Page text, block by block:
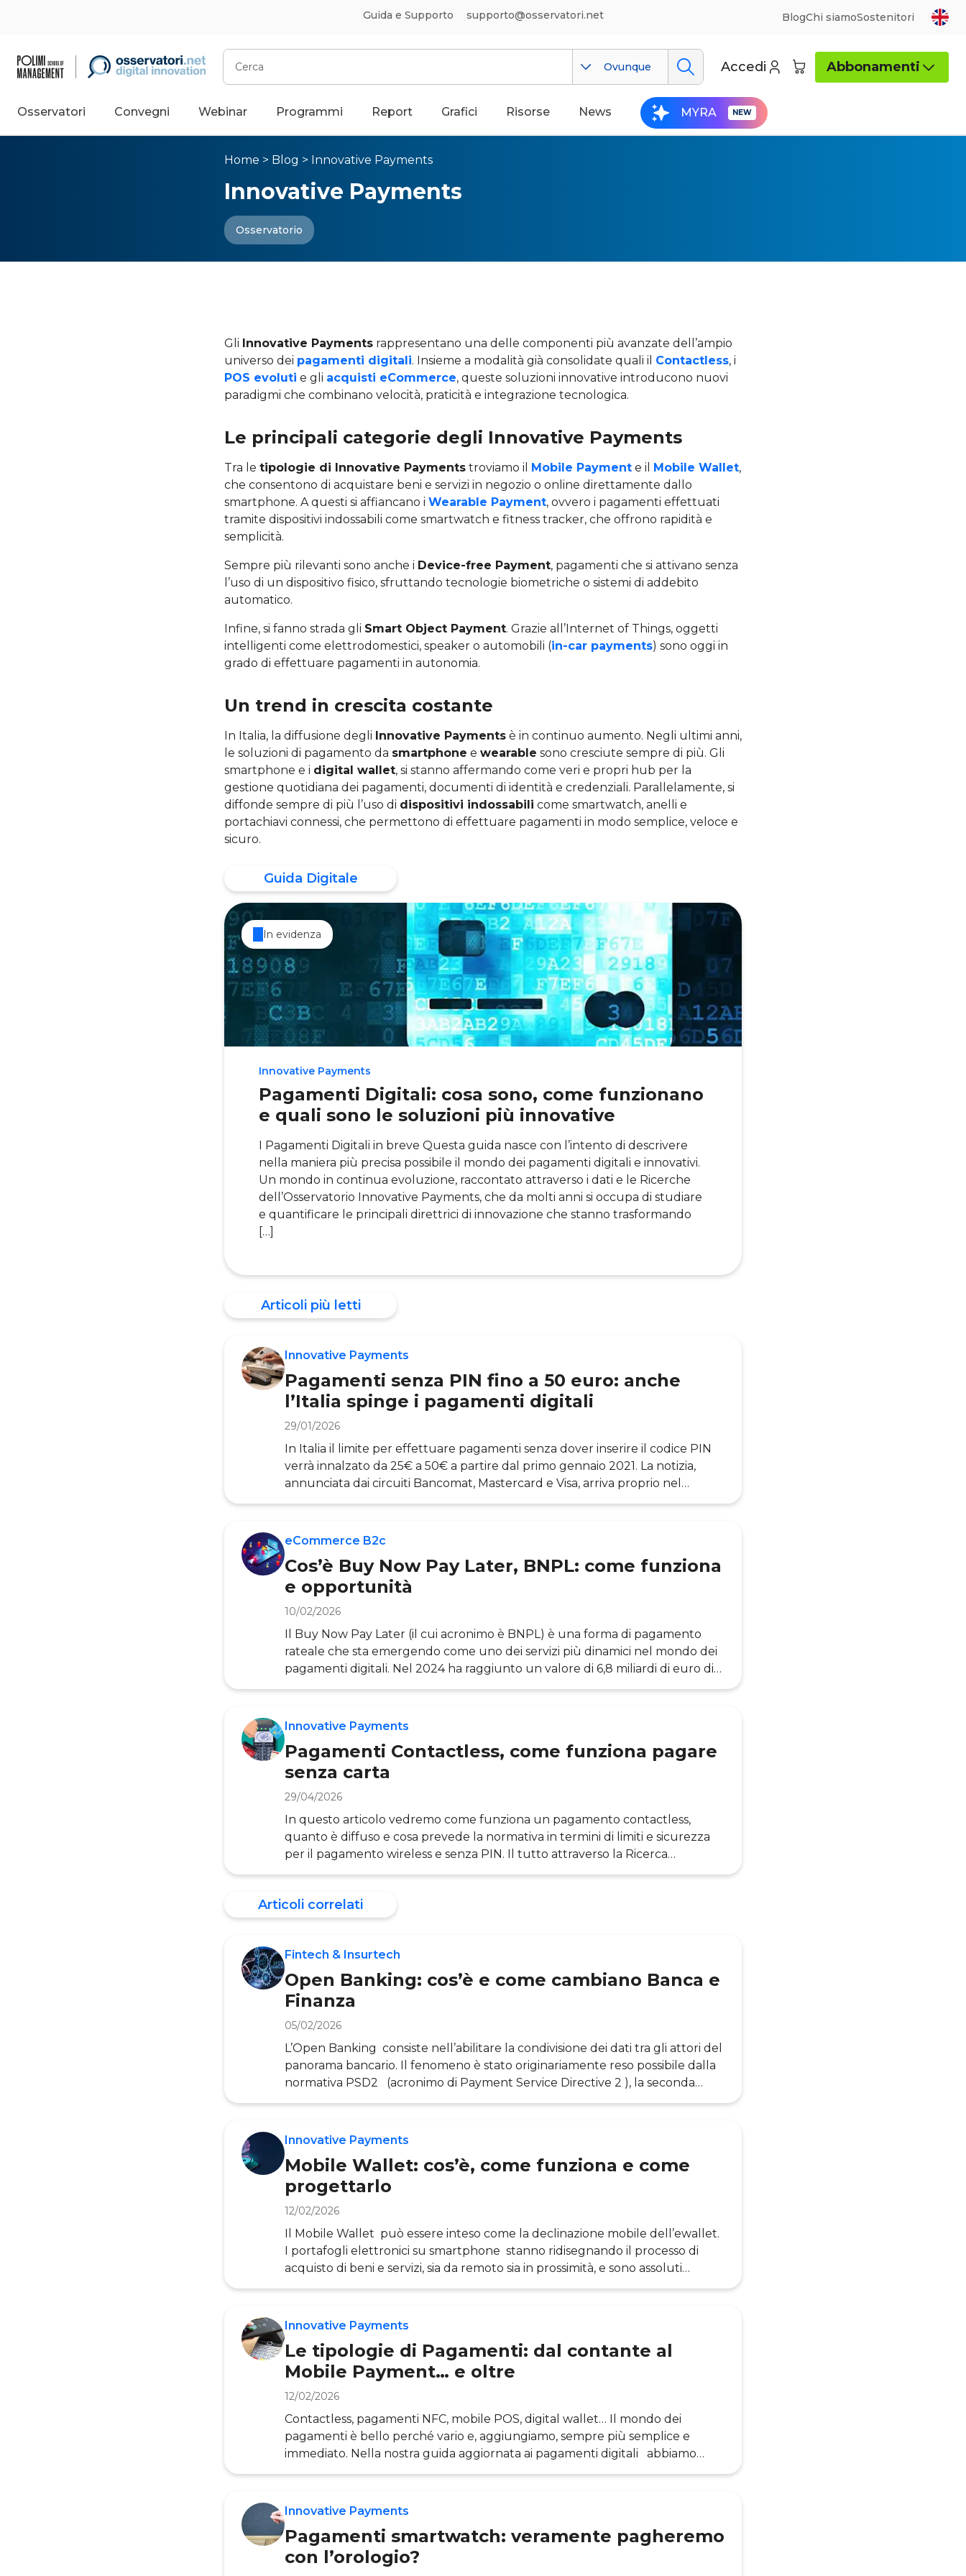
Guida e Supporto supporto@osservatori.net BlogChi siamoSostenitori
Cerca
Ovunque Accedi Abbonamenti
Osservatori Convegni Webinar Programmi Report Grafici Risorse News MYRA
Home > Blog > Innovative Payments
Innovative Payments
Osservatorio
Gli Innovative Payments rappresentano una delle componenti più avanzate dell’ampio
universo dei pagamenti digitali. Insieme a modalità già consolidate quali il Contactless, i
POS evoluti e gli acquisti eCommerce, queste soluzioni innovative introducono nuovi
paradigmi che combinano velocità, praticità e integrazione tecnologica.
Le principali categorie degli Innovative Payments
Tra le tipologie di Innovative Payments troviamo il Mobile Payment e il Mobile Wallet,
che consentono di acquistare beni e servizi in negozio o online direttamente dallo
smartphone. A questi si affiancano i Wearable Payment, ovvero i pagamenti effettuati
tramite dispositivi indossabili come smartwatch e fitness tracker, che offrono rapidità e
semplicità.
Sempre più rilevanti sono anche i Device-free Payment, pagamenti che si attivano senza
l’uso di un dispositivo fisico, sfruttando tecnologie biometriche o sistemi di addebito
automatico.
Infine, si fanno strada gli Smart Object Payment. Grazie all’Internet of Things, oggetti
intelligenti come elettrodomestici, speaker o automobili (in-car payments) sono oggi in
grado di effettuare pagamenti in autonomia.
Un trend in crescita costante
In Italia, la diffusione degli Innovative Payments è in continuo aumento. Negli ultimi anni,
le soluzioni di pagamento da smartphone e wearable sono cresciute sempre di più. Gli
smartphone e i digital wallet, si stanno affermando come veri e propri hub per la
gestione quotidiana dei pagamenti, documenti di identità e credenziali. Parallelamente, si
diffonde sempre di più l’uso di dispositivi indossabili come smartwatch, anelli e
portachiavi connessi, che permettono di effettuare pagamenti in modo semplice, veloce e
sicuro.
Guida Digitale
Innovative Payments
Pagamenti Digitali: cosa sono, come funzionano
e quali sono le soluzioni più innovative
I Pagamenti Digitali in breve Questa guida nasce con l’intento di descrivere
nella maniera più precisa possibile il mondo dei pagamenti digitali e innovativi.
Un mondo in continua evoluzione, raccontato attraverso i dati e le Ricerche
dell’Osservatorio Innovative Payments, che da molti anni si occupa di studiare
e quantificare le principali direttrici di innovazione che stanno trasformando
[…]
In evidenza
Articoli più letti
Innovative Payments
Pagamenti senza PIN fino a 50 euro: anche
l’Italia spinge i pagamenti digitali
29/01/2026
In Italia il limite per effettuare pagamenti senza dover inserire il codice PIN
verrà innalzato da 25€ a 50€ a partire dal primo gennaio 2021. La notizia,
annunciata dai circuiti Bancomat, Mastercard e Visa, arriva proprio nel
momento in cui gli italiani provati dalla pandemia richiedono strumenti di
mesi, le istituzioni finanziarie di diversi paesi – europei e non – hanno deciso di
eCommerce B2c
Cos’è Buy Now Pay Later, BNPL: come funziona
e opportunità
10/02/2026
Il Buy Now Pay Later (il cui acronimo è BNPL) è una forma di pagamento
rateale che sta emergendo come uno dei servizi più dinamici nel mondo dei
pagamenti digitali. Nel 2024 ha raggiunto un valore di 6,8 miliardi di euro di
transato in Italia. In quest’articolo vediamo in che cosa consiste questa nuova
concretamente ad aziende e consumatori, attraverso i dati di Ricerca
Innovative Payments
Pagamenti Contactless, come funziona pagare
senza carta
29/04/2026
In questo articolo vedremo come funziona un pagamento contactless,
quanto è diffuso e cosa prevede la normativa in termini di limiti e sicurezza
per il pagamento wireless e senza PIN. Il tutto attraverso la Ricerca
dell’Osservatorio Innovative Payments . Il pagamento contactless (termine
quelle transazioni nei negozi fisici effettuate attraverso un sistema di
pagamento che non richiede il contatto tra dispos
Articoli correlati
Fintech & Insurtech
Open Banking: cos’è e come cambiano Banca e
Finanza
05/02/2026
L’Open Banking consiste nell’abilitare la condivisione dei dati tra gli attori del
panorama bancario. Il fenomeno è stato originariamente reso possibile dalla
normativa PSD2 (acronimo di Payment Service Directive 2 ), la seconda
direttiva europea sui servizi di pagamento, evoluta più di recente nella
proprio punto di svolta, un’apertura senza precedenti tra banche e società
Innovative Payments
Mobile Wallet: cos’è, come funziona e come
progettarlo
12/02/2026
Il Mobile Wallet può essere inteso come la declinazione mobile dell’ewallet.
I portafogli elettronici su smartphone stanno ridisegnando il processo di
acquisto di beni e servizi, sia da remoto sia in prossimità, e sono assoluti
protagonisti nella nuova generazione di pagamenti digitali . In quest’articolo,
di Milano , scopriremo cos’è un Mobile W
Innovative Payments
Le tipologie di Pagamenti: dal contante al
Mobile Payment… e oltre
12/02/2026
Contactless, pagamenti NFC, mobile POS, digital wallet… Il mondo dei
pagamenti è bello perché vario e, aggiungiamo, sempre più semplice e
immediato. Nella nostra guida aggiornata ai pagamenti digitali abbiamo
classificato e definito le diverse tipologie di pagamenti innovativi abilitate
vista delle soluzioni tecnologiche, che delle opportunità di business. Tutto
Innovative Payments
Pagamenti smartwatch: veramente pagheremo
con l’orologio?